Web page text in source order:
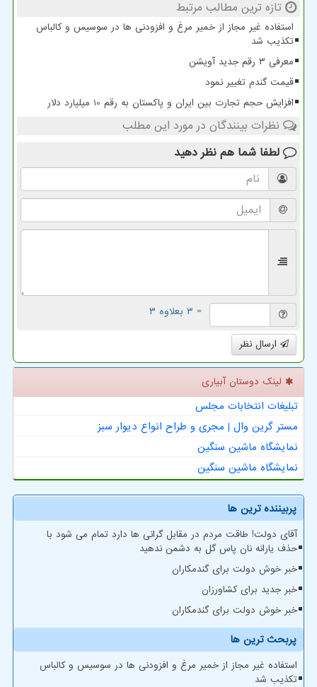
تازه ترین مطالب مرتبط
استفاده غیر مجاز از خمیر مرغ و افزودنی ها در سوسیس و کالباس
تکذیب شد
معرفی ۳ رقم جدید آویشن
قیمت گندم تغییر نمود
افزایش حجم تجارت بین ایران و پاکستان به رقم 10 میلیارد دلار
نظرات بینندگان در مورد این مطلب
لطفا شما هم نظر دهید
= ۳ بعلاوه ۳
ارسال نظر
لینک دوستان آبیاری
تبلیغات انتخابات مجلس
مستر گرین وال | مجری و طراح انواع دیوار سبز
نمایشگاه ماشین سنگین
نمایشگاه ماشین سنگین
پربیننده ترین ها
آقای دولت! طاقت مردم در مقابل گرانی ها دارد تمام می شود با
حذف یارانه نان پاس گل به دشمن ندهید
خبر خوش دولت برای گندمکاران
خبر جدید برای کشاورزان
خبر خوش دولت برای گندمکاران
پربحث ترین ها
استفاده غیر مجاز از خمیر مرغ و افزودنی ها در سوسیس و کالباس
تکذیب شد